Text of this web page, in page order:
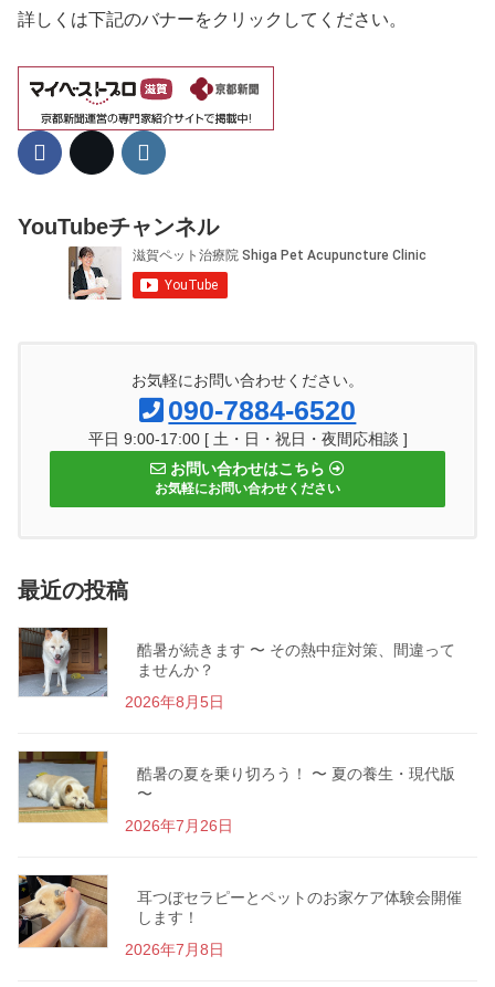
詳しくは下記のバナーをクリックしてください。
YouTubeチャンネル
お気軽にお問い合わせください。
090-7884-6520
平日 9:00-17:00 [ 土・日・祝日・夜間応相談 ]
お問い合わせはこちら
お気軽にお問い合わせください
最近の投稿
酷暑が続きます 〜 その熱中症対策、間違って
ませんか？
2026年8月5日
酷暑の夏を乗り切ろう！ 〜 夏の養生・現代版
〜
2026年7月26日
耳つぼセラピーとペットのお家ケア体験会開催
します！
2026年7月8日